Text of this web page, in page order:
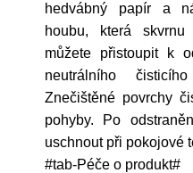
hedvábný papír a
houbu, která
můžete přistoupit k
neutrálního
Znečištěné povrchy
pohyby. Po
uschnout při pokojové
#tab-Péče o produkt#